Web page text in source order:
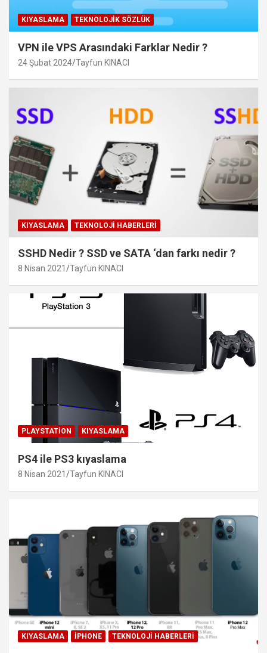
KIYASLAMA TEKNOLOJIK SÖZLÜK
VPN ile VPS Arasındaki Farklar Nedir ?
24 Şubat 2024 Tayfun KINACI
KIYASLAMA TEKNOLOJI HABERLERI
SSHD Nedir ? SSD ve SATA ‘dan farkı nedir ?
8 Nisan 2021 Tayfun KINACI
PLAYSTATION KIYASLAMA
PS4 ile PS3 kıyaslama
8 Nisan 2021 Tayfun KINACI
KIYASLAMA IPHONE TEKNOLOJI HABERLERI